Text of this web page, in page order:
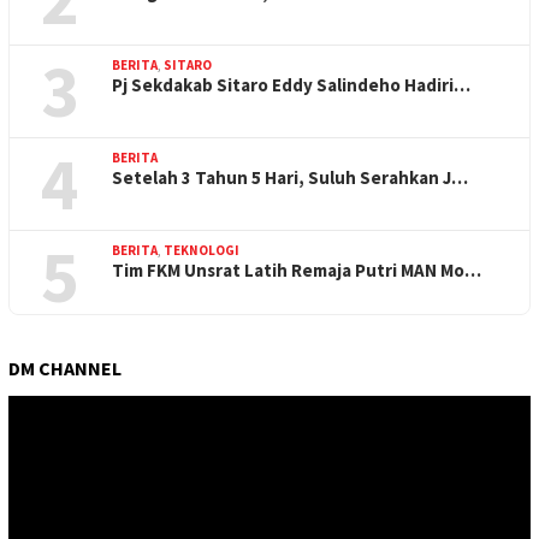
3 BERITA SITARO
Pj Sekdakab Sitaro Eddy Salindeho Hadiri…
4 BERITA
Setelah 3 Tahun 5 Hari, Suluh Serahkan J…
5 BERITA TEKNOLOGI
Tim FKM Unsrat Latih Remaja Putri MAN Mo…
DM CHANNEL